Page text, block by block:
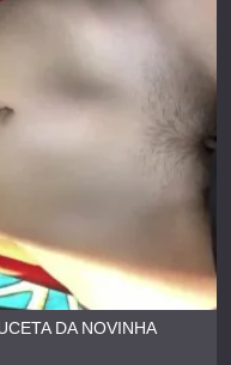
DA NOVINHA